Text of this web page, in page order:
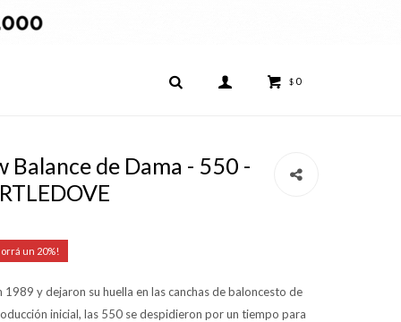
$ 0
Balance de Dama - 550 -
20
y dejaron su huella en las canchas de baloncesto de
inicial, las 550 se despidieron por un tiempo para